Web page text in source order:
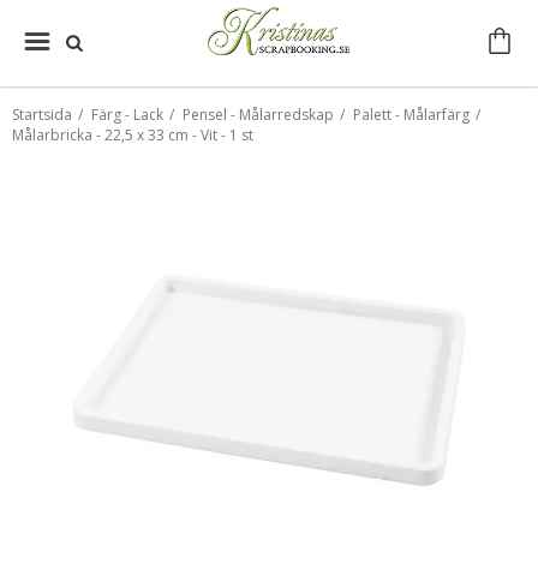
Startsida / Färg - Lack / Pensel - Målarredskap / Palett - Målarfärg /
Målarbricka - 22,5 x 33 cm - Vit - 1 st